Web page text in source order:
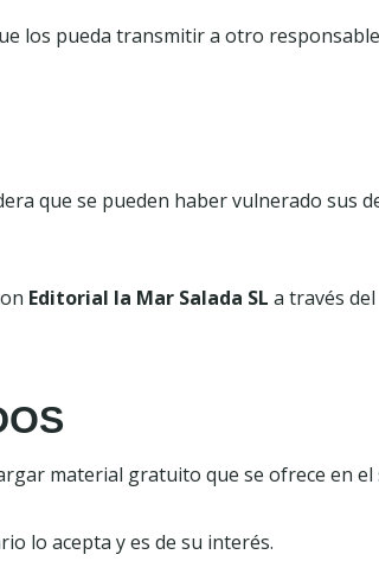
los pueda transmitir a otro
que se pueden haber vulnerado sus
Editorial la Mar Salada SL a través del
material gratuito que se ofrece en el
lo acepta y es de su interés.